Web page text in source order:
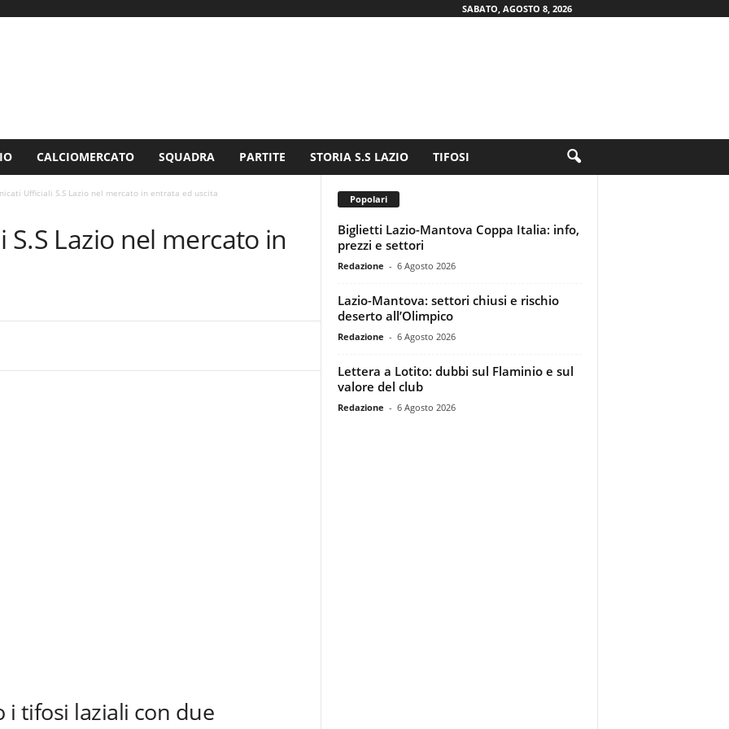
SABATO, AGOSTO 8, 2026
CALCIOMERCATO SQUADRA PARTITE STORIA S.S LAZIO TIFOSI
Ufficiali S.S Lazio nel mercato in entrata ed uscita
Lazio nel mercato in
i tifosi laziali con due
Popolari
Biglietti Lazio-Mantova Coppa Italia: info,
prezzi e settori
Redazione - 6 Agosto 2026
Lazio-Mantova: settori chiusi e rischio
deserto all’Olimpico
Redazione - 6 Agosto 2026
Lettera a Lotito: dubbi sul Flaminio e sul
valore del club
Redazione - 6 Agosto 2026